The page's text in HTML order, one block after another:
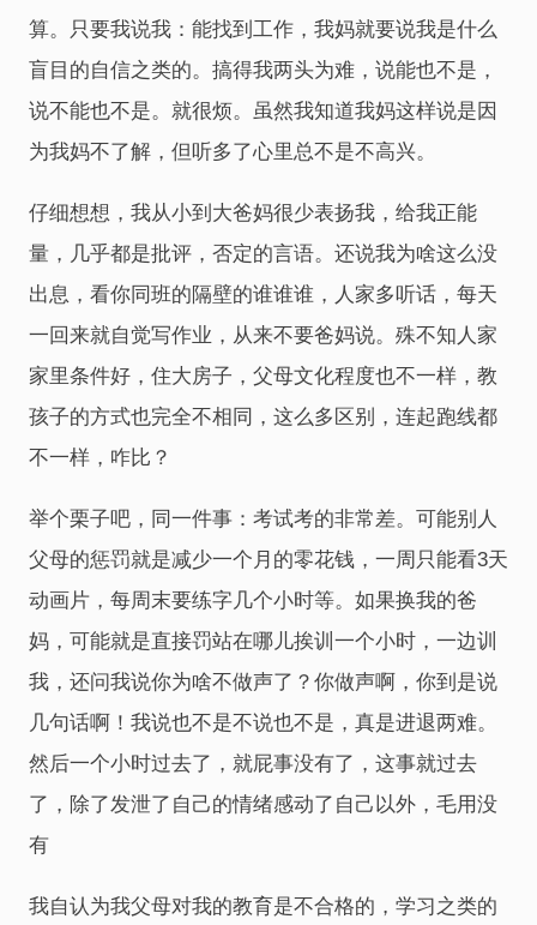
算。只要我说我：能找到工作，我妈就要说我是什么
盲目的自信之类的。搞得我两头为难，说能也不是，
说不能也不是。就很烦。虽然我知道我妈这样说是因
为我妈不了解，但听多了心里总不是不高兴。
仔细想想，我从小到大爸妈很少表扬我，给我正能
量，几乎都是批评，否定的言语。还说我为啥这么没
出息，看你同班的隔壁的谁谁谁，人家多听话，每天
一回来就自觉写作业，从来不要爸妈说。殊不知人家
家里条件好，住大房子，父母文化程度也不一样，教
孩子的方式也完全不相同，这么多区别，连起跑线都
不一样，咋比？
举个栗子吧，同一件事：考试考的非常差。可能别人
父母的惩罚就是减少一个月的零花钱，一周只能看3天
动画片，每周末要练字几个小时等。如果换我的爸
妈，可能就是直接罚站在哪儿挨训一个小时，一边训
我，还问我说你为啥不做声了？你做声啊，你到是说
几句话啊！我说也不是不说也不是，真是进退两难。
然后一个小时过去了，就屁事没有了，这事就过去
了，除了发泄了自己的情绪感动了自己以外，毛用没
有
我自认为我父母对我的教育是不合格的，学习之类的